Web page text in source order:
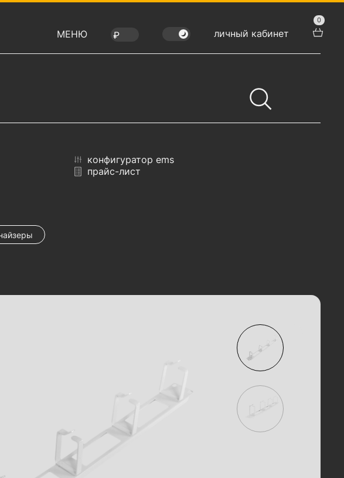
МЕНЮ личный кабинет
0
конфигуратор ems
прайс-лист